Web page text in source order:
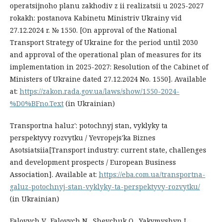
operatsijnoho planu zakhodiv z ii realizatsii u 2025-2027
rokakh: postanova Kabinetu Ministriv Ukrainy vid
27.12.2024 r. № 1550. [On approval of the National
Transport Strategy of Ukraine for the period until 2030
and approval of the operational plan of measures for its
implementation in 2025-2027: Resolution of the Cabinet of
Ministers of Ukraine dated 27.12.2024 No. 1550]. Available
at: https://zakon.rada.gov.ua/laws/show/1550-2024-
%D0%BFno.Text (in Ukrainian)
Transportna haluz': potochnyj stan, vyklyky ta
perspektyvy rozvytku / Yevropejs'ka Biznes
Asotsiatsiia[Transport industry: current state, challenges
and development prospects / European Business
Association]. Available at: https://eba.com.ua/transportna-
galuz-potochnyj-stan-vyklyky-ta-perspektyvy-rozvytku/
(in Ukrainian)